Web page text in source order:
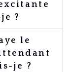
?
le
je ?